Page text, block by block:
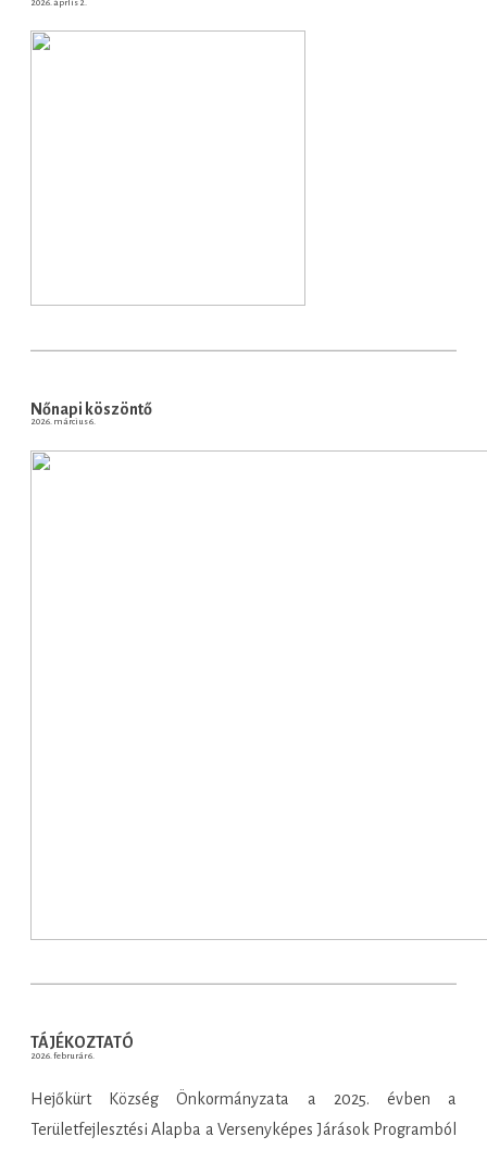
2026. áprlis 2.
Nőnapi köszöntő
2026. március 6.
TÁJÉKOZTATÓ
2026. februrár 6.
Hejőkürt Község Önkormányzata a 2025. évben a
Területfejlesztési Alapba a Versenyképes Járások Programból